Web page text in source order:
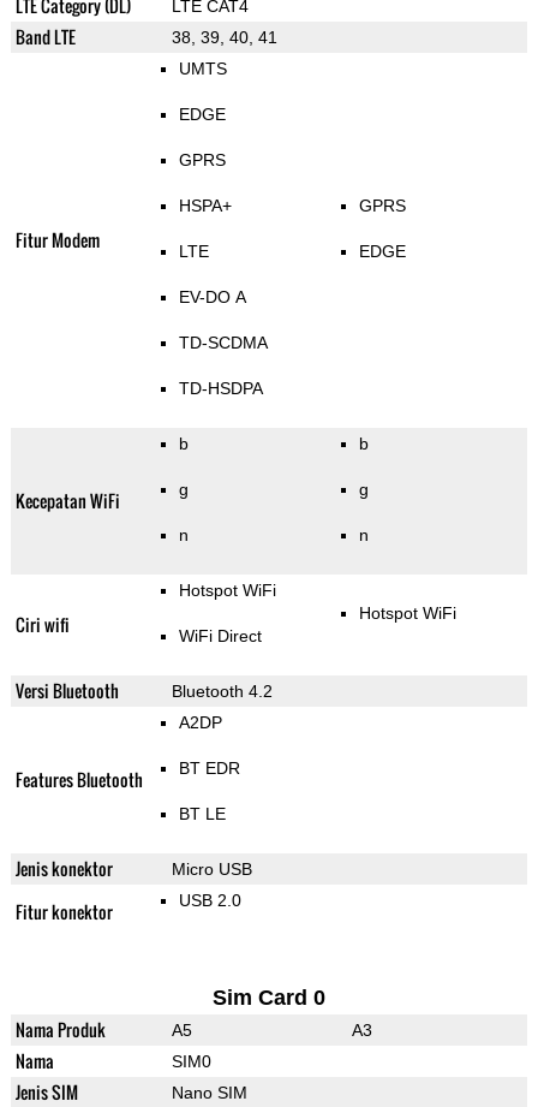
LTE Category (DL) LTE CAT4
Band LTE 38, 39, 40, 41
Fitur Modem
UMTS
EDGE
GPRS
HSPA+
LTE
EV-DO A
TD-SCDMA
TD-HSDPA
GPRS
EDGE
Kecepatan WiFi
b
g
n
b
g
n
Ciri wifi
Hotspot WiFi
WiFi Direct
Hotspot WiFi
Versi Bluetooth Bluetooth 4.2
Features Bluetooth
A2DP
BT EDR
BT LE
Jenis konektor Micro USB
Fitur konektor USB 2.0
Sim Card 0
Nama Produk A5 A3
Nama SIM0
Jenis SIM Nano SIM